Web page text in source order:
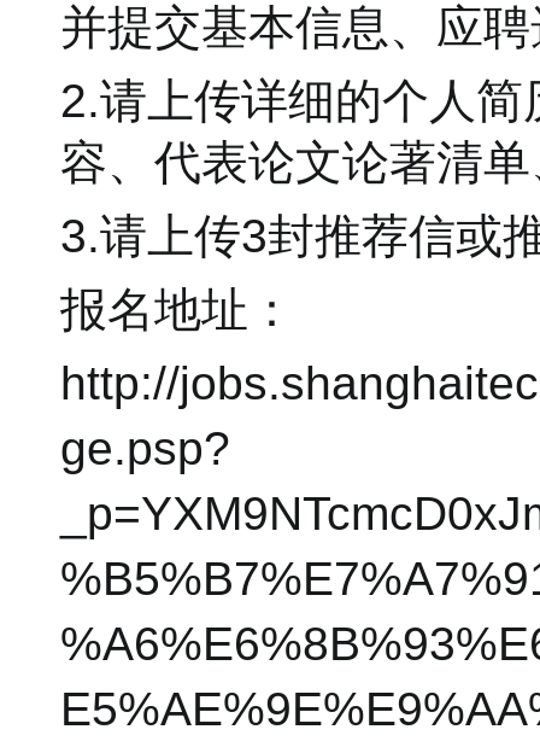
并提交基本信息、应
2.请上传详细的个人
容、代表论文论著清
3.请上传3封推荐信或
报名地址：
http://
ge.psp?